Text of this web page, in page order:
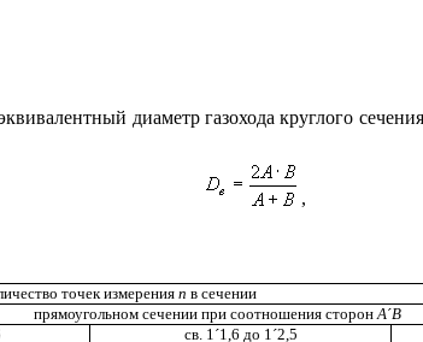
диаметр газохода круглого
,
точек измеренияп в сечении
прямоугольном сечении при соотношения сторон A´В
св. 1 ´1,6 до 1 ´2,5